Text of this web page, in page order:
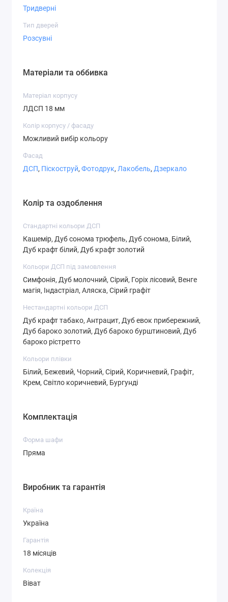
Варіанти фасадів
СТ-3,7 СТ-4,1
СТ-4,3 СТ-4,4 СТ-4,5
СТ-5,3
СТ-7,4
Тридверні
Тип дверей
Розсувні
Матеріали та оббивка
Матеріал корпусу
ЛДСП 18 мм
Колір корпусу / фасаду
Можливий вибір кольору
Фасад
ДСП, Піскоструй, Фотодрук, Лакобель, Дзеркало
Колір та оздоблення
Стандартні кольори ДСП
Кашемір, Дуб сонома трюфель, Дуб сонома, Білий,
Дуб крафт білий, Дуб крафт золотий
Кольори ДСП під замовлення
Симфонія, Дуб молочний, Сірий, Горіх лісовий, Венге
магія, Індастріал, Аляска, Сірий графіт
Нестандартні кольори ДСП
Дуб крафт табако, Антрацит, Дуб евок прибережний,
Дуб бароко золотий, Дуб бароко бурштиновий, Дуб
бароко рістретто
Кольори плівки
Білий, Бежевий, Чорний, Сірий, Коричневий, Графіт,
Крем, Світло коричневий, Бургунді
Комплектація
Форма шафи
Пряма
Виробник та гарантія
Країна
Україна
Гарантія
18 місяців
Колекція
Віват